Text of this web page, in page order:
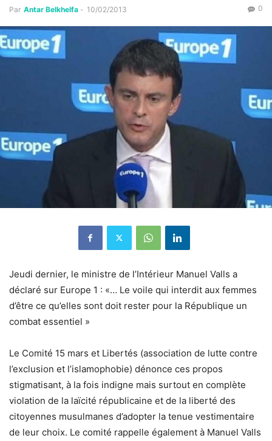
Par Antar Belkhelfa - 10/02/2013 0
Jeudi dernier, le ministre de l’Intérieur Manuel Valls a
déclaré sur Europe 1 : «… Le voile qui interdit aux femmes
d’être ce qu’elles sont doit rester pour la République un
combat essentiel »
Le Comité 15 mars et Libertés (association de lutte contre
l’exclusion et l’islamophobie) dénonce ces propos
stigmatisant, à la fois indigne mais surtout en complète
violation de la laïcité républicaine et de la liberté des
citoyennes musulmanes d’adopter la tenue vestimentaire
de leur choix. Le comité rappelle également à Manuel Valls